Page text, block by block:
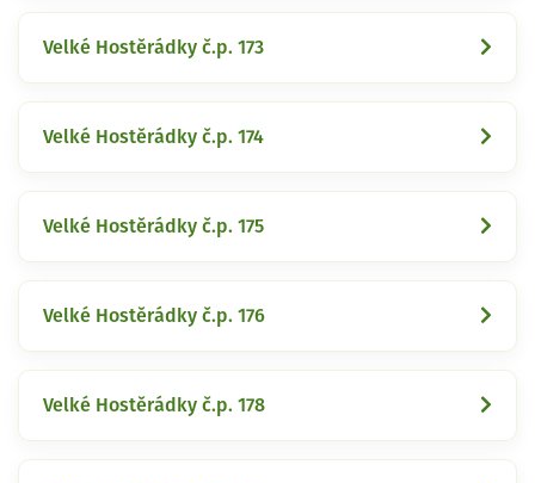
Velké Hostěrádky č.p. 173
Velké Hostěrádky č.p. 174
Velké Hostěrádky č.p. 175
Velké Hostěrádky č.p. 176
Velké Hostěrádky č.p. 178